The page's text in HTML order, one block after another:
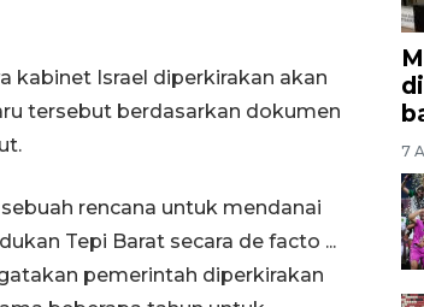
kabinet Israel diperkirakan akan
tersebut berdasarkan dokumen
rencana untuk mendanai
Tepi Barat secara de facto ...
pemerintah diperkirakan
7